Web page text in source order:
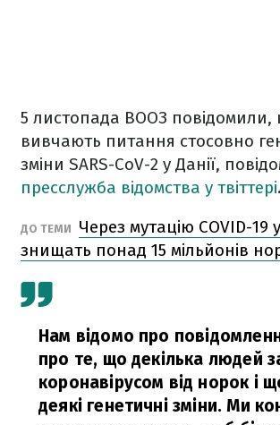
5 листопада ВООЗ повідомили,
вивчають питання стосовно
зміни SARS-CoV-2 у Данії,
пресслужба відомства у твіттері.
ДО ТЕМИ
Через мутацію COVID-19
знищать понад 15 мільйонів
Нам відомо про
про те, що декілька людей
коронавірусом від норок і
деякі генетичні зміни. Ми